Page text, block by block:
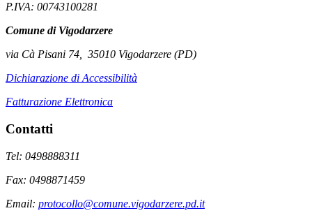
P.IVA: 00743100281
Comune di Vigodarzere
via Cà Pisani 74, 35010 Vigodarzere (PD)
Dichiarazione di Accessibilità
Fatturazione Elettronica
Contatti
Tel: 0498888311
Fax: 0498871459
Email: protocollo@comune.vigodarzere.pd.it